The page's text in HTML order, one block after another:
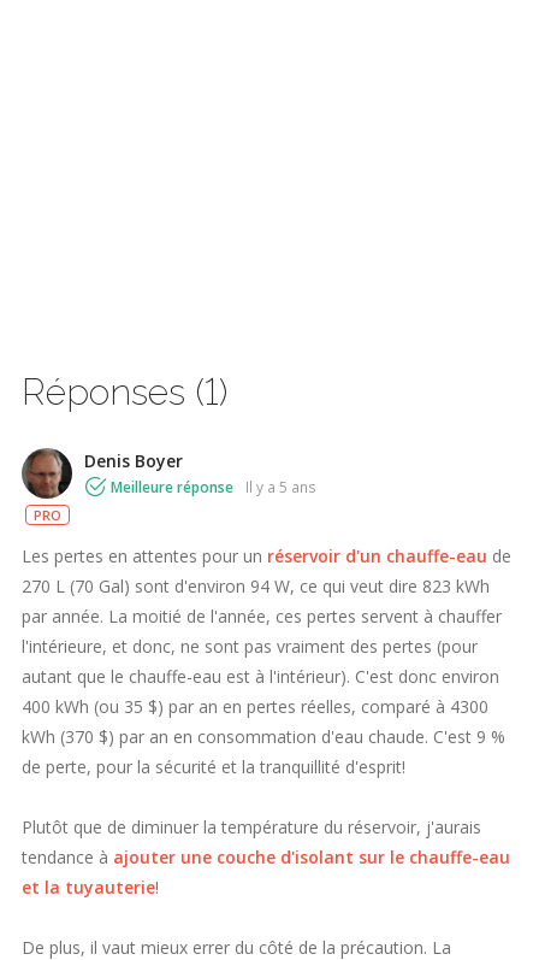
Réponses (1)
PRO
Denis Boyer
Meilleure réponse il y a 5 ans
Les pertes en attentes pour un réservoir d'un chauffe-eau de
270 L (70 Gal) sont d'environ 94 W, ce qui veut dire 823 kWh
par année. La moitié de l'année, ces pertes servent à chauffer
l'intérieure, et donc, ne sont pas vraiment des pertes (pour
autant que le chauffe-eau est à l'intérieur). C'est donc environ
400 kWh (ou 35 $) par an en pertes réelles, comparé à 4300
kWh (370 $) par an en consommation d'eau chaude. C'est 9 %
de perte, pour la sécurité et la tranquillité d'esprit!
Plutôt que de diminuer la température du réservoir, j'aurais
tendance à ajouter une couche d'isolant sur le chauffe-eau
et la tuyauterie!
De plus, il vaut mieux errer du côté de la précaution. La